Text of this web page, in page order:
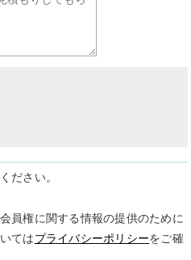
ださい。
員権に関する情報の提供のために
てはプライバシーポリシーをご確